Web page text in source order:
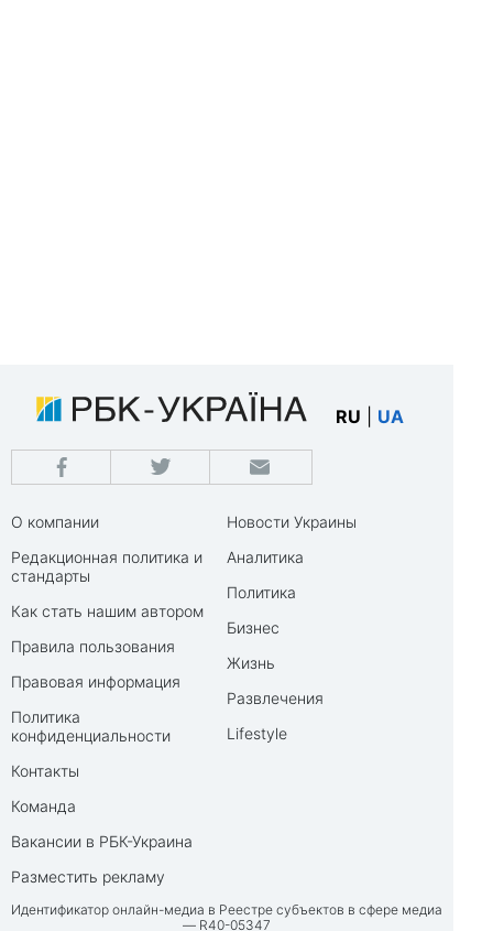
RU UA
О компании
Редакционная политика и
стандарты
Как стать нашим автором
Правила пользования
Правовая информация
Политика
конфиденциальности
Контакты
Команда
Вакансии в РБК-Украина
Разместить рекламу
Новости Украины
Аналитика
Политика
Бизнес
Жизнь
Развлечения
Lifestyle
Идентификатор онлайн-медиа в Реестре субъектов в сфере медиа
— R40-05347